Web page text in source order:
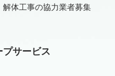
解体工事の協力業者募集
サービス